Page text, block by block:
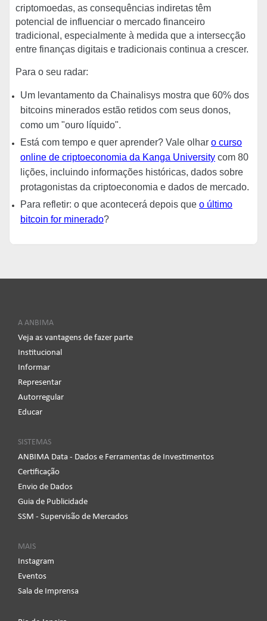
criptomoedas, as consequências indiretas têm
potencial de influenciar o mercado financeiro
tradicional, especialmente à medida que a intersecção
entre finanças digitais e tradicionais continua a crescer.
Para o seu radar:
Um levantamento da Chainalisys mostra que 60% dos
bitcoins minerados estão retidos com seus donos,
como um "ouro líquido".
Está com tempo e quer aprender? Vale olhar o curso
online de criptoeconomia da Kanga University com 80
lições, incluindo informações históricas, dados sobre
protagonistas da criptoeconomia e dados de mercado.
Para refletir: o que acontecerá depois que o último
bitcoin for minerado?
A ANBIMA
Veja as vantagens de fazer parte
Institucional
Informar
Representar
Autorregular
Educar
SISTEMAS
ANBIMA Data - Dados e Ferramentas de Investimentos
Certificação
Envio de Dados
Guia de Publicidade
SSM - Supervisão de Mercados
MAIS
Instagram
Eventos
Sala de Imprensa